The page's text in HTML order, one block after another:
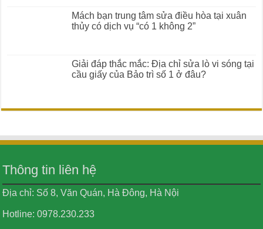
Mách bạn trung tâm sửa điều hòa tại xuân
thủy có dịch vụ “có 1 không 2”
Giải đáp thắc mắc: Địa chỉ sửa lò vi sóng tại
cầu giấy của Bảo trì số 1 ở đâu?
Thông tin liên hệ
Địa chỉ: Số 8, Văn Quán, Hà Đông, Hà Nội
Hotline: 0978.230.233